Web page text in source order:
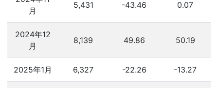
月
5,431 -43.46 0.07
2024年12
月
8,139 49.86 50.19
2025年1月 6,327 -22.26 -13.27